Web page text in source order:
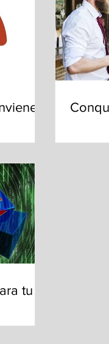
a
tu